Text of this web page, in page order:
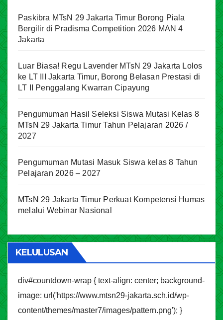
Paskibra MTsN 29 Jakarta Timur Borong Piala
Bergilir di Pradisma Competition 2026 MAN 4
Jakarta
Luar Biasa! Regu Lavender MTsN 29 Jakarta Lolos
ke LT III Jakarta Timur, Borong Belasan Prestasi di
LT II Penggalang Kwarran Cipayung
Pengumuman Hasil Seleksi Siswa Mutasi Kelas 8
MTsN 29 Jakarta Timur Tahun Pelajaran 2026 /
2027
Pengumuman Mutasi Masuk Siswa kelas 8 Tahun
Pelajaran 2026 – 2027
MTsN 29 Jakarta Timur Perkuat Kompetensi Humas
melalui Webinar Nasional
KELULUSAN
div#countdown-wrap { text-align: center; background-
image: url('https://www.mtsn29-jakarta.sch.id/wp-
content/themes/master7/images/pattern.png'); }